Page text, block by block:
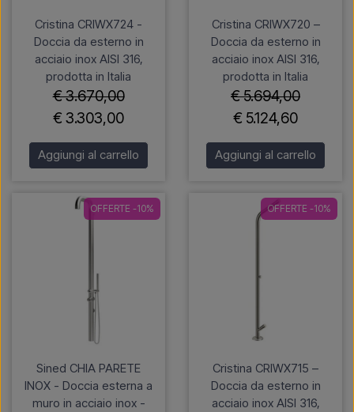
Cristina CRIWX724 -
Doccia da esterno in
acciaio inox AISI 316,
prodotta in Italia
€ 3.670,00
€ 3.303,00
Aggiungi al carrello
Cristina CRIWX720 –
Doccia da esterno in
acciaio inox AISI 316,
prodotta in Italia
€ 5.694,00
€ 5.124,60
Aggiungi al carrello
OFFERTE -10%
Sined CHIA PARETE
INOX - Doccia esterna a
muro in acciaio inox -
OFFERTE -10%
Cristina CRIWX715 –
Doccia da esterno in
acciaio inox AISI 316,